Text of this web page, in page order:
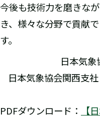
今後も技術力を磨きな
き、様々な分野で貢献
す。
日本気
日本気象協会関西支
PDFダウンロード：
【